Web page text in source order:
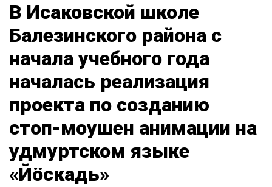
В Исаковской школе
Балезинского района с
начала учебного года
началась реализация
проекта по созданию
стоп-моушен анимации на
удмуртском языке
«Йӧскадь»